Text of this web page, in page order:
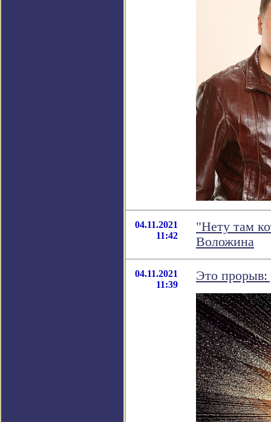
04.11.2021
11:42
"Нету там
Воложина
04.11.2021
11:39
Это прорыв: